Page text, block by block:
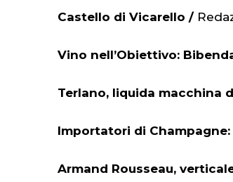
Castello di Vicarello /
Vino nell’Obiettivo:
Terlano, liquida macchina
Importatori di
Armand Rousseau,